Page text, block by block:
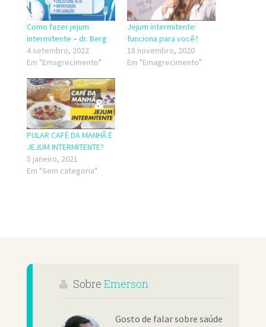
Como fazer jejum
intermitente – dr. Berg
4 setembro, 2022
Em "Emagrecimento"
Jejum intermitente:
funciona para você?
18 novembro, 2020
Em "Emagrecimento"
PULAR CAFÉ DA MANHÃ É
JEJUM INTERMITENTE?
5 janeiro, 2021
Em "Sem categoria"
Sobre Emerson
Gosto de falar sobre saúde